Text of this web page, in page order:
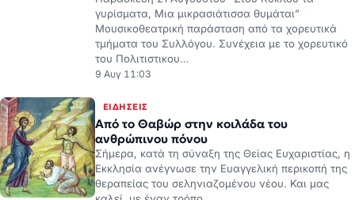
Μουσικοθεατρική παράσταση από τα χορευτικά
τμήματα του Συλλόγου. Συνέχεια με το χορευτικό
του Πολιτιστικου…
9 Αυγ 11:03
Από το Θαβώρ στην κοιλάδα του
ανθρώπινου πόνου
Σήμερα, κατά τη σύναξη της Θείας Ευχαριστίας, η
Εκκλησία ανέγνωσε την Ευαγγελική περικοπή της
θεραπείας του σεληνιαζομένου νέου. Και μας
καλεί, με έναν τρόπο…
9 Αυγ 08:23